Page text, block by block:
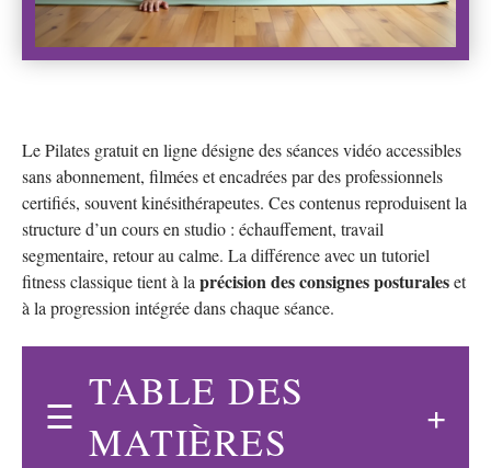
Le Pilates gratuit en ligne désigne des séances vidéo accessibles
sans abonnement, filmées et encadrées par des professionnels
certifiés, souvent kinésithérapeutes. Ces contenus reproduisent la
structure d’un cours en studio : échauffement, travail
segmentaire, retour au calme. La différence avec un tutoriel
fitness classique tient à la précision des consignes posturaleset
à la progression intégrée dans chaque séance.
TABLE DES
MATIÈRES